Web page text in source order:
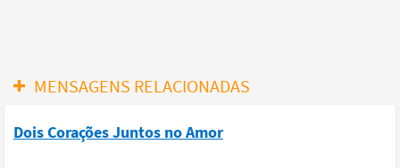
MENSAGENS RELACIONADAS
Dois Corações Juntos no Amor